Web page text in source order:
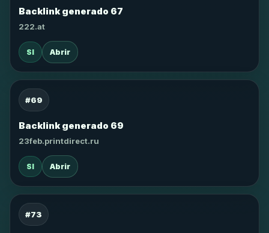
Backlink generado 67
222.at
SI Abrir
#69
Backlink generado 69
23feb.printdirect.ru
SI Abrir
#73